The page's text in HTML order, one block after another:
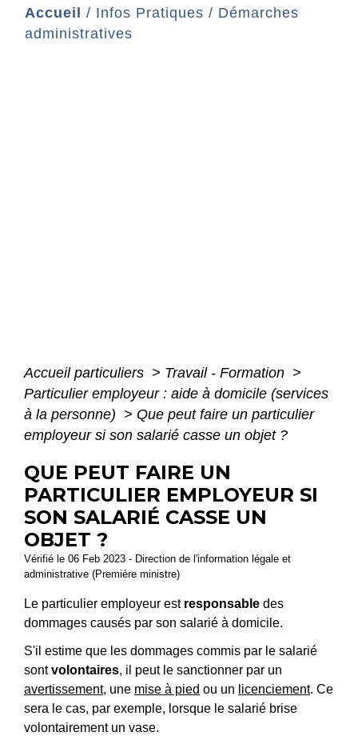
Accueil / Infos Pratiques / Démarches
administratives
Accueil particuliers > Travail - Formation >
Particulier employeur : aide à domicile (services
à la personne) > Que peut faire un particulier
employeur si son salarié casse un objet ?
QUE PEUT FAIRE UN
PARTICULIER EMPLOYEUR SI
SON SALARIÉ CASSE UN
OBJET ?
Vérifié le 06 Feb 2023 - Direction de l'information légale et
administrative (Première ministre)
Le particulier employeur est responsable des
dommages causés par son salarié à domicile.
S'il estime que les dommages commis par le salarié
sontvolontaires, il peut le sanctionner par un
avertissement, une mise à pied ou un licenciement. Ce
sera le cas, par exemple, lorsque le salarié brise
volontairement un vase.